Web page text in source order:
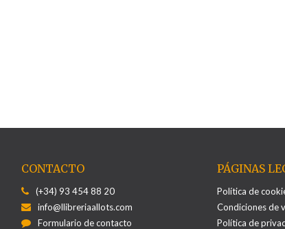
CONTACTO
(+34) 93 454 88 20
info@llibreriaallots.com
Formulario de contacto
PÁGINAS
Política de
Condiciones de
Política de